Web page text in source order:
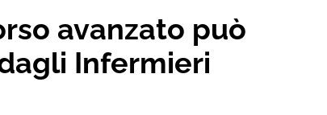
avanzato può
Infermieri